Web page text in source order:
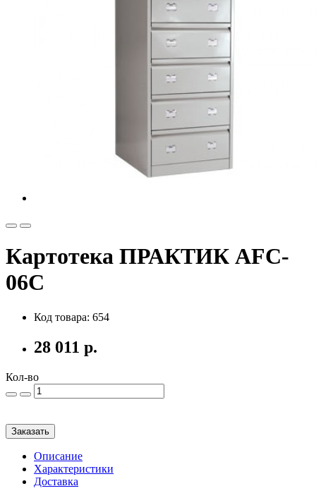
Картотека ПРАКТИК AFC-
06C
Код товара: 654
28 011 р.
Кол-во
Заказать
Описание
Характеристики
Доставка